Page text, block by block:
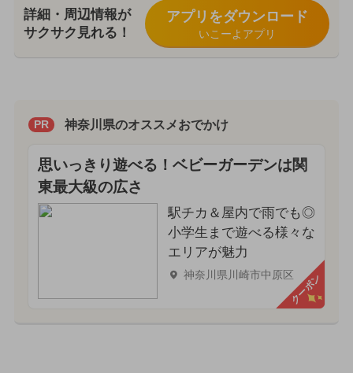
詳細・周辺情報が
サクサク見れる！
アプリをダウンロード
いこーよアプリ
PR 神奈川県のオススメおでかけ
思いっきり遊べる！ベビーガーデンは関
東最大級の広さ
駅チカ＆屋内で雨でも◎
小学生まで遊べる様々な
エリアが魅力
神奈川県川崎市中原区クーポン